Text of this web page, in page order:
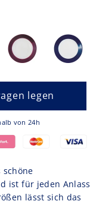
legen
von 24h
ist für jeden Anlass
lässt sich das